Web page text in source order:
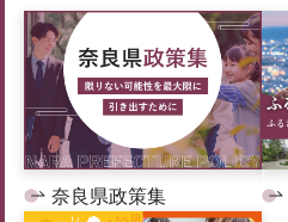
奈良県政策集